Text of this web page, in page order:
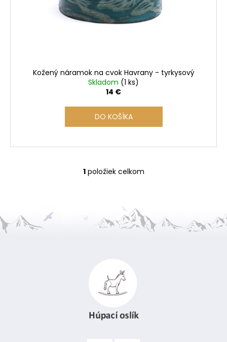
Kožený náramok na cvok Havrany - tyrkysový
Skladom (1 ks)
14 €
DO KOŠÍKA
O
d
p
r
v
k
y
1položiek celkom